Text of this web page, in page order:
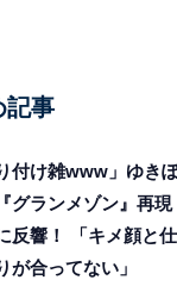
記事
付け雑www」ゆき
グランメゾン』再現
反響！ 「キメ顔と仕
が合ってない」